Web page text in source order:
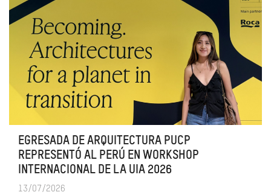
EGRESADA DE ARQUITECTURA PUCP
REPRESENTÓ AL PERÚ EN WORKSHOP
INTERNACIONAL DE LA UIA 2026
13/07/2026